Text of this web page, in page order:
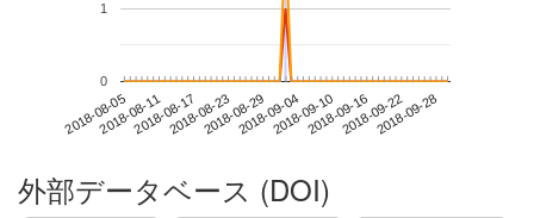
2018-08-052018-08-112018-08-172018-08-232018-08-292018-09-042018-09-102018-09-162018-09-222018-09-28
0
1
外部データベース (DOI)